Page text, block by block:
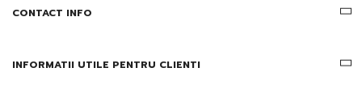
CONTACT INFO
INFORMATII UTILE PENTRU CLIENTI